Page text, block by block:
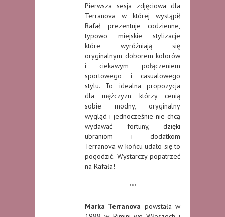
Pierwsza sesja zdjęciowa dla
Terranova w której wystąpił
Rafał prezentuje codzienne,
typowo miejskie stylizacje
które wyróżniają się
oryginalnym doborem kolorów
i ciekawym połączeniem
sportowego i casualowego
stylu. To idealna propozycja
dla mężczyzn którzy cenią
sobie modny, oryginalny
wygląd i jednocześnie nie chcą
wydawać fortuny, dzięki
ubraniom i dodatkom
Terranova w końcu udało się to
pogodzić. Wystarczy popatrzeć
na Rafała!
***
Marka Terranova powstała w